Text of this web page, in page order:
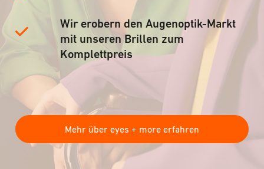
Wir erobern den Augenoptik-Markt
mit unseren Brillen zum
Komplettpreis
Mehr über eyes + more erfahren